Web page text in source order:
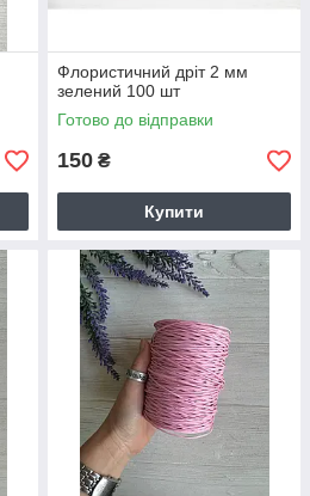
Флористичний дріт 2 мм
зелений 100 шт
Готово до відправки
150 ₴
Купити